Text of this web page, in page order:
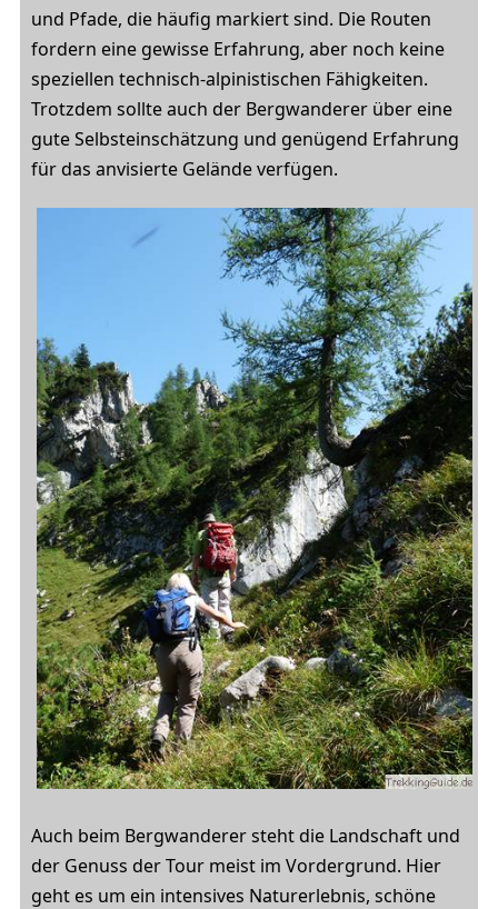
und Pfade, die häufig markiert sind. Die Routen
fordern eine gewisse Erfahrung, aber noch keine
speziellen technisch-alpinistischen Fähigkeiten.
Trotzdem sollte auch der Bergwanderer über eine
gute Selbsteinschätzung und genügend Erfahrung
für das anvisierte Gelände verfügen.
Auch beim Bergwanderer steht die Landschaft und
der Genuss der Tour meist im Vordergrund. Hier
geht es um ein intensives Naturerlebnis, schöne